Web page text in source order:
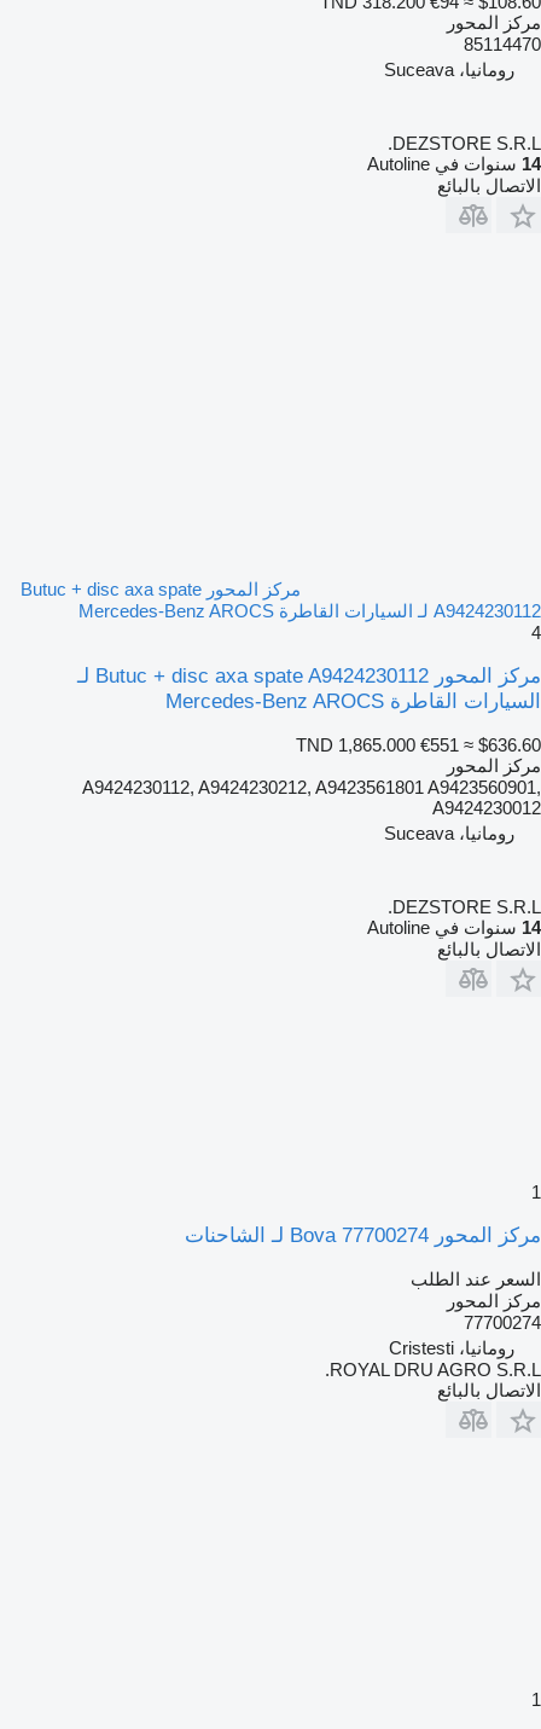
مركز المحور
85114470
رومانيا، Suceava
DEZSTORE S.R.L.
14 سنوات في Autoline
الاتصال بالبائع
مركز المحور Butuc + disc axa spate
A9424230112 لـ السيارات القاطرة Mercedes-Benz AROCS
4
مركز المحور Butuc + disc axa spate A9424230112 لـ
السيارات القاطرة Mercedes-Benz AROCS
TND 1,865.000 €551 ≈ $636.60
مركز المحور
A9424230112, A9424230212, A9423561801 A9423560901,
A9424230012
رومانيا، Suceava
DEZSTORE S.R.L.
14 سنوات في Autoline
الاتصال بالبائع
1
مركز المحور Bova 77700274 لـ الشاحنات
السعر عند الطلب
مركز المحور
77700274
رومانيا، Cristesti
ROYAL DRU AGRO S.R.L.
الاتصال بالبائع
1